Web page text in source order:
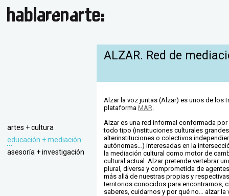
artes + cultura
educación + mediación
asesoría + investigación
ALZAR. Red de
Alzar la voz juntas (Alzar) es unos de los
plataforma MAR.
Alzar es una red informal conformada
todo tipo (instituciones culturales
alterinstituciones o colectivos
autónomas…) interesadas en la
la mediación cultural como motor de
cultural actual. Alzar pretende vertebrar
plural, diversa y comprometida de
más allá de nuestras propias y
territorios conocidos para encontrarnos,
saberes, cuidarnos y por qué no… alzar la